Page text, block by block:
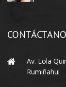
Av. Lola
Rumiñahui